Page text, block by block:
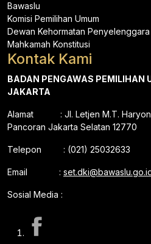
Bawaslu
Komisi Pemilihan Umum
Dewan Kehormatan Penyelenggara
Mahkamah Konstitusi
Kontak Kami
BADAN PENGAWAS PEMILIHAN
JAKARTA
Alamat : Jl. Letjen M.T. Haryono
Pancoran Jakarta Selatan 12770
Telepon : (021) 25032633
Email :
Sosial Media :